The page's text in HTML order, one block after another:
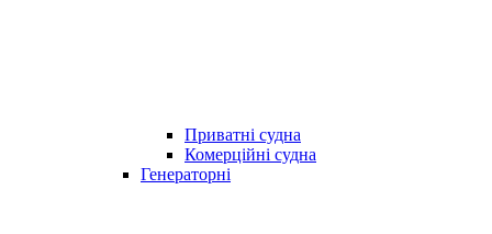
Приватні судна
Комерційні судна
Генераторні